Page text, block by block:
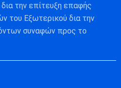
την επίτευξη επαφής
του Εξωτερικού δια την
συναφών προς το